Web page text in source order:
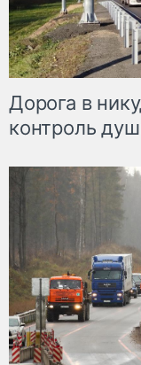
Дорога в
контроль